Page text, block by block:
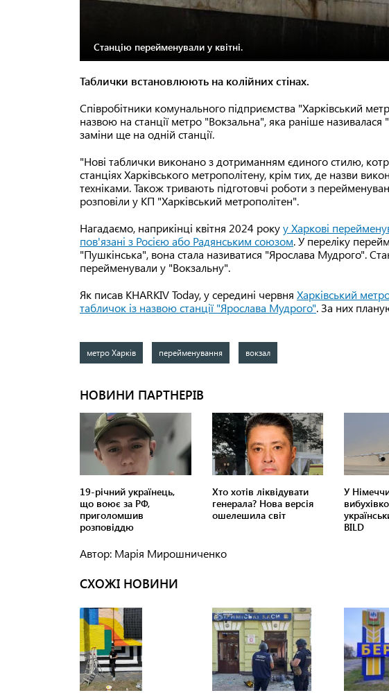
Станцію перейменували у квітні.
Таблички встановлюють на колійних стінах.
Співробітники комунального підприємства "Харківський
назвою на станції метро "Вокзальна", яка раніше
заміни ще на одній станції.
"Нові таблички виконано з дотриманням єдиного стилю,
станціях Харківського метрополітену, крім тих, де назви
техніками. Також тривають підготовчі роботи з
розповіли у КП "Харківський метрополітен".
Нагадаємо, наприкінці квітня 2024 рокууХаркові
пов'язані з Росією або Радянським союзом. У переліку
"Пушкінська", вона стала називатися "Ярослава Мудрого".
перейменували у "Вокзальну".
Як писав KHARKIV Today, у середині червня Харківський
табличок із назвою станції "Ярослава Мудрого". За них
метро Харків перейменування вокзал
Автор: Марія Мирошниченко
СХОЖІ НОВИНИ